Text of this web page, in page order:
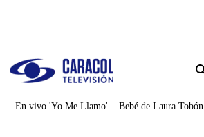
En vivo 'Yo Me Llamo' Bebé de Laura Tobón